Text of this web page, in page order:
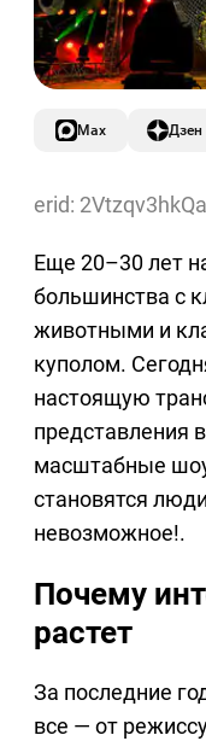
Max Дзен
erid: 2Vtzqv3hkQa
Еще 20–30 лет
большинства с
животными и
куполом.
настоящую
представления
масштабные
становятся
невозможное!.
Почему
растет
За последние
все — от